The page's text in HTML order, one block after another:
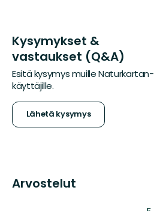
Kysymykset &
vastaukset (Q&A)
Esitä kysymys muille Naturkartan-
käyttäjille.
Lähetä kysymys
Arvostelut